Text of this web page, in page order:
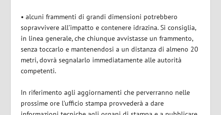
• alcuni frammenti di grandi dimensioni potrebbero
sopravvivere all’impatto e contenere idrazina. Si consiglia,
in linea generale, che chiunque avvistasse un frammento,
senza toccarlo e mantenendosi a un distanza di almeno 20
metri, dovrà segnalarlo immediatamente alle autorità
competenti.
In riferimento agli aggiornamenti che perverranno nelle
prossime ore l’ufficio stampa provvederà a dare